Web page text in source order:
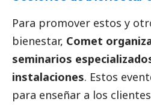
Para promover estos y
bienestar, Comet
seminarios
instalaciones. Estos
para enseñar a los